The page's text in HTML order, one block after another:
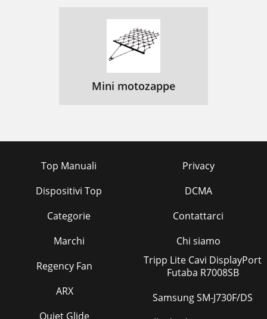
Mini motozappe
Top Manuali
Dispositivi Top
Categorie
Marchi
Privacy
DCMA
Contattarci
Chi siamo
Regency Fan
ARX
Quiet Glide
Tripp Lite Cavi DisplayPort
Futaba R7008SB
Samsung SM-J730F/DS